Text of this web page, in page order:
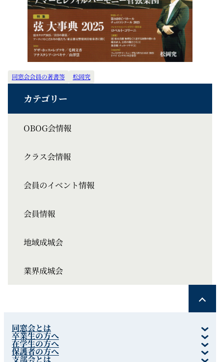
同窓会会員の著書等 松岡究
OBOG会情報
クラス会情報
会員のイベント情報
会員情報
地域成城会
業界成城会
同窓会とは
卒業生の方へ
在学生の方へ
保護者の方へ
支部会とは